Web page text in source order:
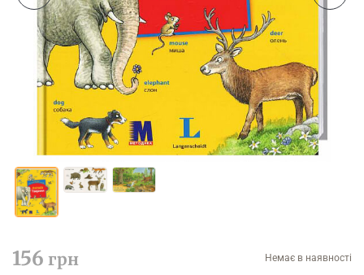
156 грн Немає в наявності